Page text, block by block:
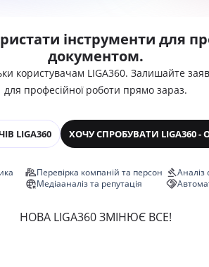
інструменти для
документом.
користувачам LIGA360. Залишайте
для професійної роботи прямо зараз.
LIGA360 ХОЧУ СПРОБУВАТИ LIGA360
Перевірка компаній та персон
Медіааналіз та репутація
Аналіз
НОВА LIGA360 ЗМІНЮЄ ВСЕ!